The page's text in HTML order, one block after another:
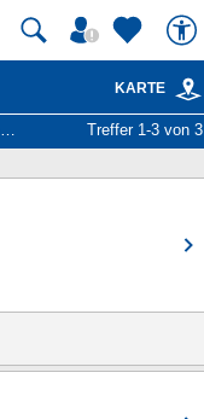
KARTE
Treffer 1-3 von 3